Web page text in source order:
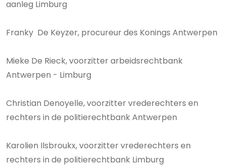
aanleg Limburg
Franky De Keyzer, procureur des Konings Antwerpen
Mieke De Rieck, voorzitter arbeidsrechtbank
Antwerpen - Limburg
Christian Denoyelle, voorzitter vrederechters en
rechters in de politierechtbank Antwerpen
Karolien Ilsbroukx, voorzitter vrederechters en
rechters in de politierechtbank Limburg